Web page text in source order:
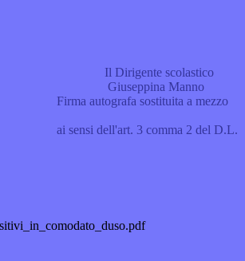
Il Dirigente scolastico
Manno
sostituita a mezzo
3 comma 2 del D.L.